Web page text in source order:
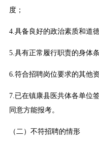
度；
4.具备良好的政治素质和道
5.具有正常履行职责的身体
6.符合招聘岗位要求的其他资
7.已在镇康县医共体各单位
同意方能报考。
（二）不符招聘的情形